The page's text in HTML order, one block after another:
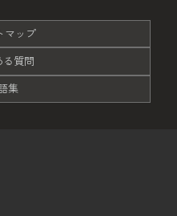
ップ
質問
集